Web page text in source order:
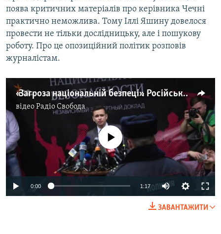
поява критичних матеріалів про керівника Чечні
практично неможлива. Тому Іллі Яшину довелося
провести не тільки дослідницьку, але і пошукову
роботу. Про це опозиційний політик розповів
журналістам.
«Загроза національній безпеці». Російський опозиціонер Яшин презентував доповідь про діяльність Кадирова (відео)
відеоРадіо Свобода
No media source currently available
0:00 1:17
ЗАВАНТАЖИТИ